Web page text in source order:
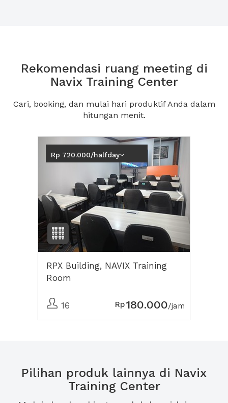
Rekomendasi ruang meeting di
Navix Training Center
Cari, booking, dan mulai hari produktif Anda dalam
hitungan menit.
Previous Next2
Rp 720.000/halfday
RPX Building, NAVIX Training
Room
16 Rp180.000/jam
Pilihan produk lainnya di Navix
Training Center